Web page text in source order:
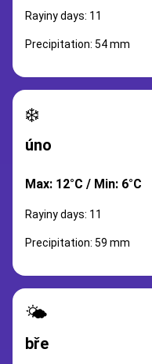
Rayiny days: 11
Precipitation: 54 mm
❄️
úno
Max: 12°C / Min: 6°C
Rayiny days: 11
Precipitation: 59 mm
🌤️
bře